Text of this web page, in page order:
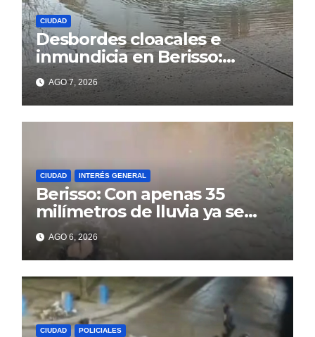
CIUDAD
Desbordes cloacales e
inmundicia en Berisso:
colapso de la red en la calle
14AGO 7, 2026
CIUDAD INTERÉS GENERAL
Berisso: Con apenas 35
milímetros de lluvia ya se
sienten los problemas
AGO 6, 2026
CIUDAD POLICIALES